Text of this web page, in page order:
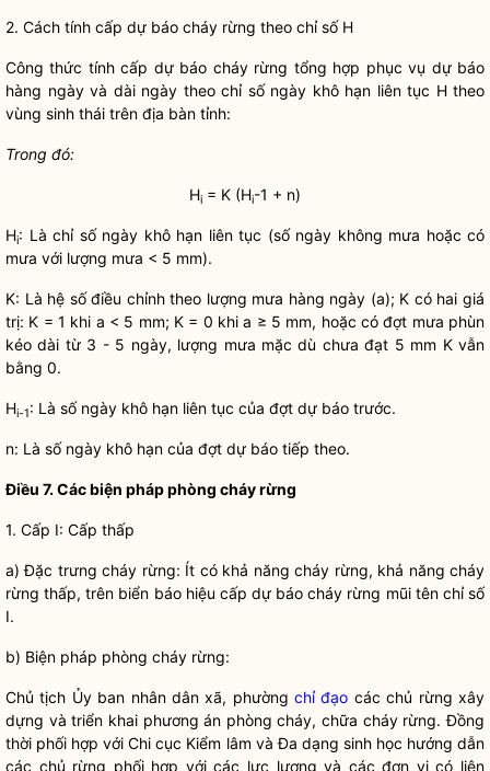
2. Cách tính cấp dự báo cháy rừng theo chỉ số H
Công thức tính cấp dự báo cháy rừng tổng hợp phục vụ dự báo
hàng ngày và dài ngày theo chỉ số ngày khô hạn liên tục H theo
vùng sinh thái trên địa bàn tỉnh:
Trong đó:
Hi = K (Hi-1 + n)
Hi: Là chỉ số ngày khô hạn liên tục (số ngày không mưa hoặc có
mưa với lượng mưa < 5 mm).
K: Là hệ số điều chỉnh theo lượng mưa hàng ngày (a); K có hai giá
trị: K = 1 khi a < 5 mm; K = 0 khi a ≥ 5 mm, hoặc có đợt mưa phùn
kéo dài từ 3 - 5 ngày, lượng mưa mặc dù chưa đạt 5 mm K vẫn
bằng 0.
Hi-1: Là số ngày khô hạn liên tục của đợt dự báo trước.
n: Là số ngày khô hạn của đợt dự báo tiếp theo.
Điều 7. Các biện pháp phòng cháy rừng
1. Cấp I: Cấp thấp
a) Đặc trưng cháy rừng: Ít có khả năng cháy rừng, khả năng cháy
rừng thấp, trên biển báo hiệu cấp dự báo cháy rừng mũi tên chỉ số
I.
b) Biện pháp phòng cháy rừng:
Chủ tịch Ủy ban nhân dânxã, phườngchỉ đạo cácchủ rừng xây
dựng và triển khai phương án phòng cháy, chữa cháy rừng. Đồng
thời phối hợp với Chi cục Kiểm lâm và Đa dạng sinh học hướng dẫn
các chủ rừng phối hợp với các lực lượng và các đơn vị có liên